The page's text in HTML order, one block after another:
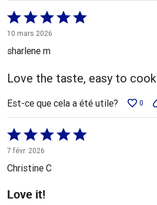
Coté
5 sur
10 mars 2026
sharlene m
Love the taste, easy to cook
Est-ce que cela a été utile? 0
Coté
5 sur
5
7 févr. 2026
Christine C
Love it!